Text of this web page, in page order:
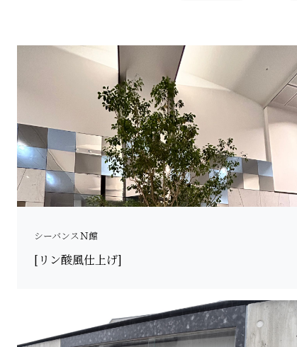
シーバンスＮ館
[リン酸風仕上げ]